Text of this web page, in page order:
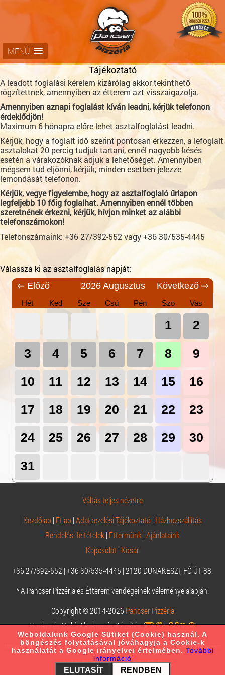
MENÜ
Tájékoztató
A leadott foglalási kérelem kizárólag akkor tekinthető
rögzítettnek, amennyiben az étterem azt visszaigazolja.
Amennyiben aznapi foglalást kíván leadni, kérjük telefonon
érdeklődjön!
Maximum 6 hónapra előre lehet asztalfoglalást leadni.
Kérjük, hogy a foglalt idő szerint pontosan érkezzen, a lefoglalt
asztalokat 20 percig tudjuk tartani, ennél nagyobb késés
esetén a várakozóknak adjuk a lehetőséget. Amennyiben
mégsem tud eljönni, kérjük, minden esetben jelezze
lemondását telefonon.
Kérjük, vegye figyelembe, hogy az asztalfoglaló űrlapon
legfeljebb 10 főig foglalhat. Amennyiben ennél többen
szeretnének érkezni, kérjük, hívjon minket az alábbi
telefonszámokon!
Telefonszámaink: +36 27/392-552 vagy +36 30/535-4445
Válassza ki az asztalfoglalás napját:
⇦ Előző 2026 Augusztus Következő ⇨
Hét Ked Sze Csü Pén Szo Vas
1
2
3
4 5 6 7 8
9
10
11 12 13 14 15
16
17
18 19 20 21 22
23
24
25 26 27 28 29
30
31
Váltás teljes nézetre
Kezdőlap | Étlap |Adatkezelési Tájékoztató | Házhozszállítás
Rendelési feltételek | Éttermünk |Ajánlataink
Kapcsolat | Kosár
+36 27/392-552 | +36 30/535-4445 | 2120 DUNAKESZI, FŐ ÚT 88.
* A Pancser Pizzéria és Étterem vendégeinek véleménye alapján.
Copyright © 2014-2026 Pancser Pizzéria
Honlap és Mobil Alkalmazás Készítés:
Honlapunkon szereplő képek mindegyike a 1999. évi LXXVI. törvény szerint szerzői jogvédelem
alatt áll, felhasználásuk engedélyhez kötött!
Weboldalunk Google Sütiket (Cookie) használ. A
böngészés folytatásával jóváhagyja a Cookie-k
használatát a Google irányelvei értelmében. További
információ
ELUTASÍT RENDBEN